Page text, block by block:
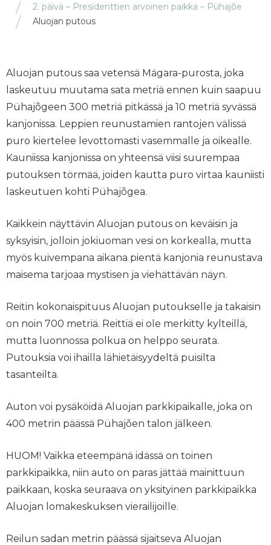
2. päivä – Presidenttien arvoinen paikka – Pühajõe
Aluojan putous
Aluojan putous saa vetensä Mägara-purosta, joka
laskeutuu muutama sata metriä ennen kuin saapuu
Pühajõgeen 300 metriä pitkässä ja 10 metriä syvässä
kanjonissa. Leppien reunustamien rantojen välissä
puro kiertelee levottomasti vasemmalle ja oikealle.
Kauniissa kanjonissa on yhteensä viisi suurempaa
putouksen törmää, joiden kautta puro virtaa kauniisti
laskeutuen kohti Pühajõgea.
Kaikkein näyttävin Aluojan putous on keväisin ja
syksyisin, jolloin jokiuoman vesi on korkealla, mutta
myös kuivempana aikana pientä kanjonia reunustava
maisema tarjoaa mystisen ja viehättävän näyn.
Reitin kokonaispituus Aluojan putoukselle ja takaisin
on noin 700 metriä. Reittiä ei ole merkitty kylteillä,
mutta luonnossa polkua on helppo seurata.
Putouksia voi ihailla lähietäisyydeltä puisilta
tasanteilta.
Auton voi pysäköidä Aluojan parkkipaikalle, joka on
400 metrin päässä Pühajõen talon jälkeen.
HUOM! Vaikka eteempänä idässä on toinen
parkkipaikka, niin auto on paras jättää mainittuun
paikkaan, koska seuraava on yksityinen parkkipaikka
Aluojan lomakeskuksen vierailijoille.
Reilun sadan metrin päässä sijaitseva Aluojan